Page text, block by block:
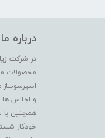
درباره ما
در شرکت
محصولات
اسپرسوساز
و اجلاس ها
همچنین با
خودکار